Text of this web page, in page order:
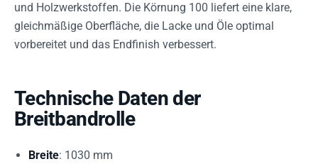
und Holzwerkstoffen. Die Körnung 100 liefert eine klare,
gleichmäßige Oberfläche, die Lacke und Öle optimal
vorbereitet und das Endfinish verbessert.
Technische Daten der
Breitbandrolle
Breite: 1030 mm